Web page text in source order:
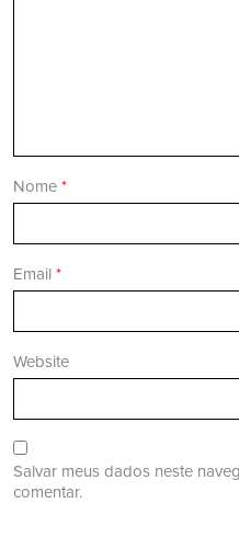
Nome *
Email *
Website
Salvar meus dados neste
comentar.